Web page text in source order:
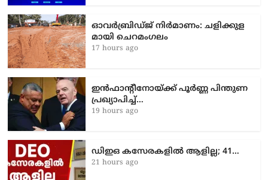
ഓവർബ്രിഡ്ജ് നിർമാണം: ച​ളി​ക്കു​ള​
മാ​യി ചെ​റ​മം​ഗ​ലം
17 hours ago
ഇൻഫാന്റീനോയ്ക്ക് പൂർണ്ണ പിന്തുണ
പ്രഖ്യാപിച്ച്…
19 hours ago
ഡിഇഒ കസേരകളില്‍ ആളില്ല; 41…
21 hours ago